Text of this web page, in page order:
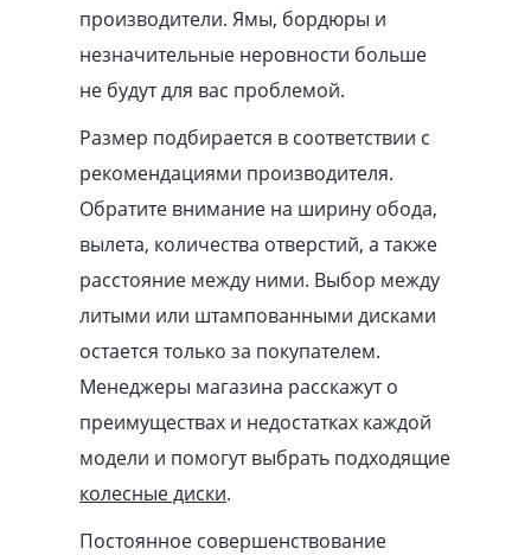
производители. Ямы, бордюры и
незначительные неровности больше
не будут для вас проблемой.
Размер подбирается в соответствии с
рекомендациями производителя.
Обратите внимание на ширину обода,
вылета, количества отверстий, а также
расстояние между ними. Выбор между
литыми или штампованными дисками
остается только за покупателем.
Менеджеры магазина расскажут о
преимуществах и недостатках каждой
модели и помогут выбрать подходящие
колесные диски.
Постоянное совершенствование